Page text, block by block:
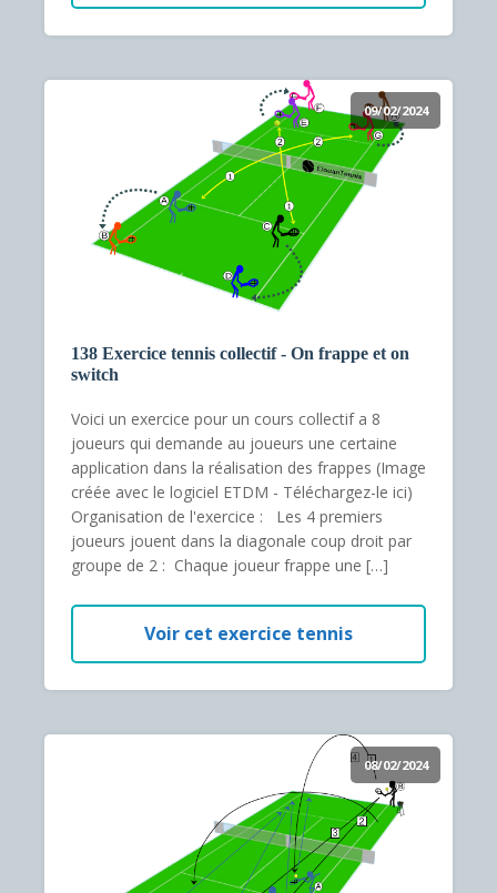
09/02/2024
138 Exercice tennis collectif - On frappe et on
switch
Voici un exercice pour un cours collectif a 8
joueurs qui demande au joueurs une certaine
application dans la réalisation des frappes (Image
créée avec le logiciel ETDM - Téléchargez-le ici)
Organisation de l'exercice : Les 4 premiers
joueurs jouent dans la diagonale coup droit par
groupe de 2 : Chaque joueur frappe une […]
Voir cet exercice tennis
08/02/2024